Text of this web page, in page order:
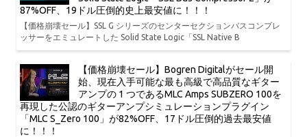
87%OFF、19ドル圧倒的史上最安値に！！！
【価格崩壊セール】SSL G シリーズのセンターセクションバスコンプレ
ッサーをエミュレートした Solid State Logic「SSL Native B
【価格崩壊セール】Bogren Digitalがセール開
始、現在入手可能な最も高級で高品質なギター
アンプの 1 つであるMLC Amps SUBZERO 100を
再現した公認のギターアンプシミュレーションプラグイン
「MLC S_Zero 100」が82%OFF、17ドル圧倒的過去最安値
に！！！